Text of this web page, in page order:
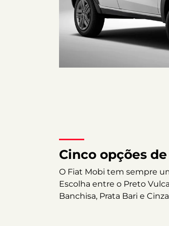
Cinco opções
O Fiat Mobi tem sempre
Escolha entre o Preto
Banchisa, Prata Bari e